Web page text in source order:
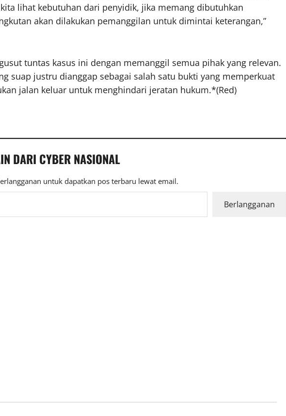
lihat kebutuhan dari penyidik, jika memang dibutuhkan
akan dilakukan pemanggilan untuk dimintai keterangan,”
tuntas kasus ini dengan memanggil semua pihak yang relevan.
suap justru dianggap sebagai salah satu bukti yang memperkuat
jalan keluar untuk menghindari jeratan hukum.*(Red)
DARI CYBER NASIONAL
untuk dapatkan pos terbaru lewat email.
Berlangganan